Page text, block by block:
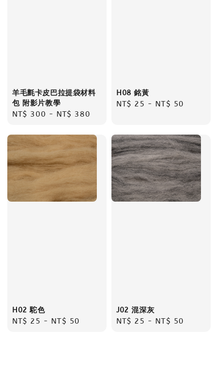
羊毛氈卡皮巴拉提袋材料
包 附影片教學
Regular
NT$ 300 - NT$ 380
H08 銘黃
Regular
NT$ 25 - NT$ 50
H02 駝色
Regular
NT$ 25 - NT$ 50
J02 混深灰
Regular
NT$ 25 - NT$ 50